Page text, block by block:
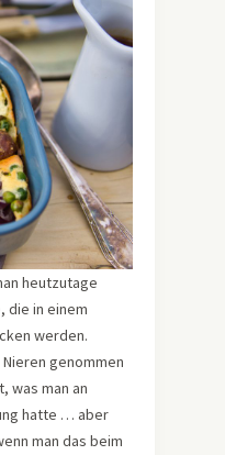
heutzutage
die in einem
werden.
genommen
was man an
hatte … aber
man das beim